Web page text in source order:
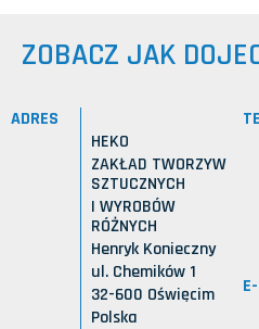
ZOBACZ JAK
ADRES
HEKO
ZAKŁAD TWORZYW
SZTUCZNYCH
I WYROBÓW
RÓŻNYCH
Henryk Konieczny
ul. Chemików 1
32-600 Oświęcim
Polska